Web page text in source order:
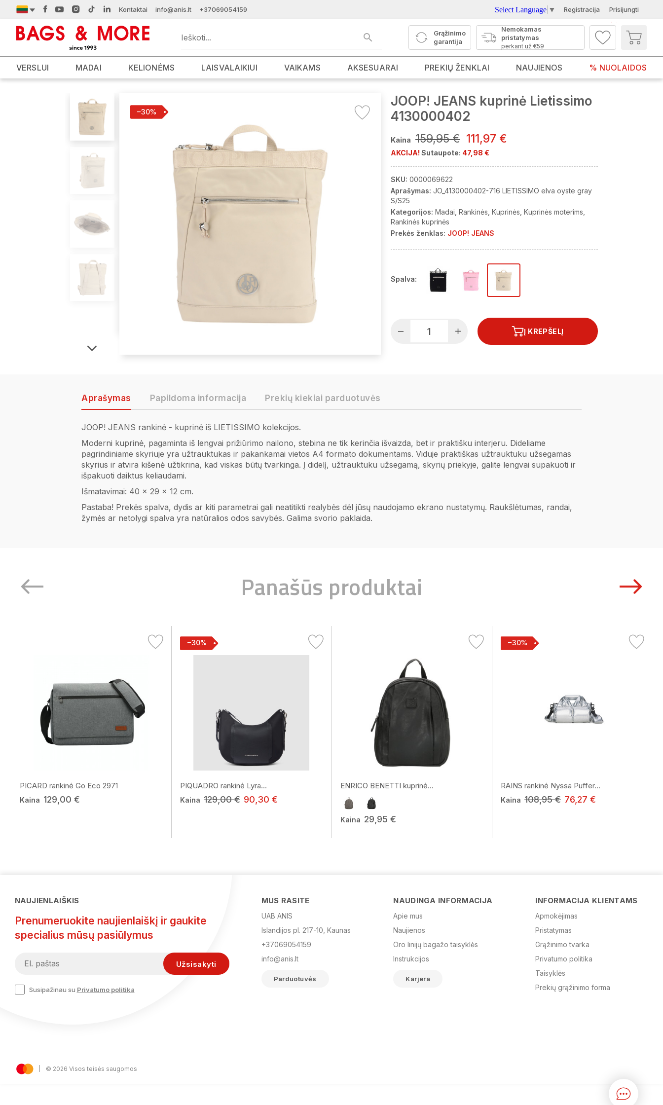
Kontaktai info@anis.lt +37069054159 Select Language ▼ Registracija Prisijungti
Grąžinimo
garantija
Nemokamas
pristatymas
perkant už €59
VERSLUI MADAI KELIONĖMS LAISVALAIKIUI VAIKAMS AKSESUARAI PREKIŲ ŽENKLAI NAUJIENOS % NUOLAIDOS
−30%
JOOP! JEANS kuprinė Lietissimo
4130000402
Kaina 159,95 € 111,97 €
AKCIJA! Sutaupote: 47,98 €
SKU: 0000069622
Aprašymas: JO_4130000402-716 LIETISSIMO elva oyste gray
S/S25
Kategorijos: Madai Rankinės Kuprinės Kuprinės moterims
Rankinės kuprinės
Prekės ženklas: JOOP! JEANS
Spalva:
Į KREPŠELĮ
Aprašymas Papildoma informacija Prekių kiekiai parduotuvės
JOOP! JEANS rankinė - kuprinė iš LIETISSIMO kolekcijos.
Moderni kuprinė, pagaminta iš lengvai prižiūrimo nailono, stebina ne tik kerinčia išvaizda, bet ir praktišku interjeru. Dideliame
pagrindiniame skyriuje yra užtrauktukas ir pakankamai vietos A4 formato dokumentams. Viduje praktiškas užtrauktuku užsegamas
skyrius ir atvira kišenė užtikrina, kad viskas būtų tvarkinga. Į didelį, užtrauktuku užsegamą, skyrių priekyje, galite lengvai supakuoti ir
išpakuoti daiktus keliaudami.
Išmatavimai: 40 x 29 x 12 cm.
Pastaba! Prekės spalva, dydis ar kiti parametrai gali neatitikti realybės dėl jūsų naudojamo ekrano nustatymų. Raukšlėtumas, randai,
žymės ar netolygi spalva yra natūralios odos savybės. Galima svorio paklaida.
Panašūs produktai
PICARD rankinė Go Eco 2971
Kaina 129,00 €
−30%
PIQUADRO rankinė Lyra...
Kaina 129,00 € 90,30 €
ENRICO BENETTI kuprinė...
Kaina 29,95 €
−30%
RAINS rankinė Nyssa Puffer...
Kaina 108,95 € 76,27 €
NAUJIENLAIŠKIS
Prenumeruokite naujienlaiškį ir gaukite
specialius mūsų pasiūlymus
Susipažinau su Privatumo politika
MUS RASITE
UAB ANIS
Islandijos pl. 217-10, Kaunas
+37069054159
info@anis.lt
Parduotuvės
NAUDINGA INFORMACIJA
Apie mus
Naujienos
Oro linijų bagažo taisyklės
Instrukcijos
Karjera
INFORMACIJA KLIENTAMS
Apmokėjimas
Pristatymas
Grąžinimo tvarka
Privatumo politika
Taisyklės
Prekių grąžinimo forma
© 2026 Visos teisės saugomos